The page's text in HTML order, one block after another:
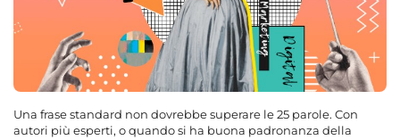
Una frase standard non dovrebbe superare le 25 parole. Con
autori più esperti, o quando si ha buona padronanza della